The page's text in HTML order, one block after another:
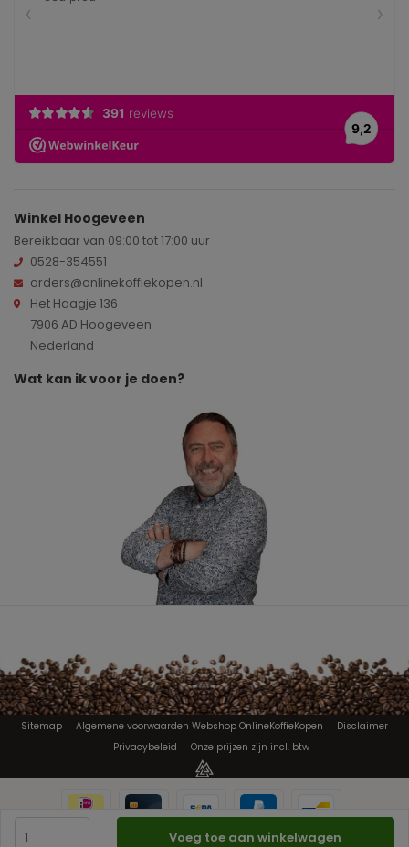
Voeg toe aan winkelwagen
Winkel Hoogeveen
Bereikbaar van 09:00 tot 17:00 uur
0528-354551
orders@onlinekoffiekopen.nl
Het Haagje 136
7906 AD Hoogeveen
Nederland
Wat kan ik voor je doen?
Sitemap Algemene voorwaarden Webshop OnlineKoffieKopen
Disclaimer
Privacybeleid
Onze prijzen zijn incl. btw